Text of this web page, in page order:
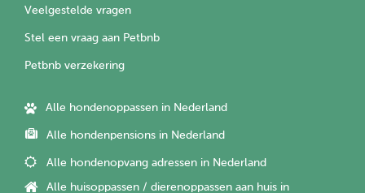
Veelgestelde vragen
Stel een vraag aan Petbnb
Petbnb verzekering
Alle hondenoppassen in Nederland
Alle hondenpensions in Nederland
Alle hondenopvang adressen in Nederland
Alle huisoppassen / dierenoppassen aan huis in